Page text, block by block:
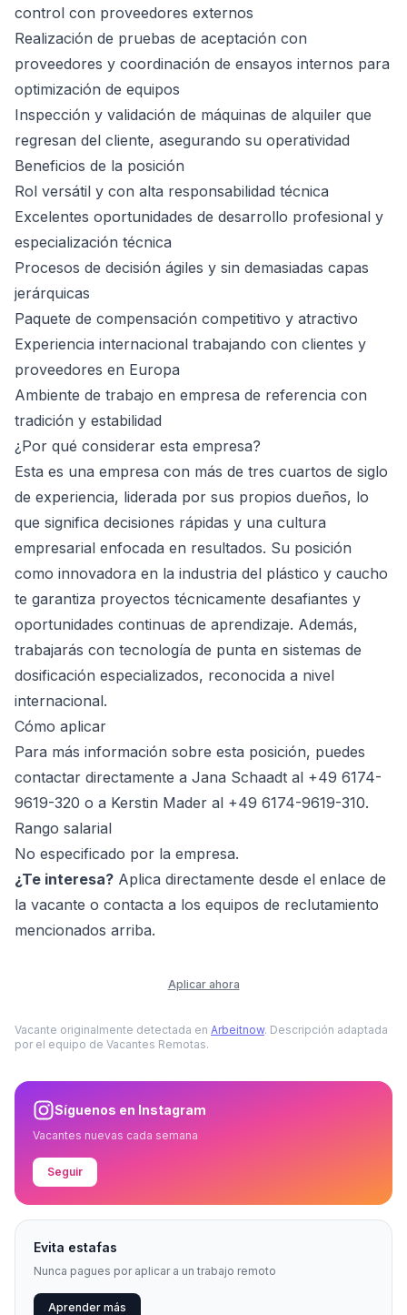
control con proveedores externos
Realización de pruebas de aceptación con
proveedores y coordinación de ensayos internos para
optimización de equipos
Inspección y validación de máquinas de alquiler que
regresan del cliente, asegurando su operatividad
Beneficios de la posición
Rol versátil y con alta responsabilidad técnica
Excelentes oportunidades de desarrollo profesional y
especialización técnica
Procesos de decisión ágiles y sin demasiadas capas
jerárquicas
Paquete de compensación competitivo y atractivo
Experiencia internacional trabajando con clientes y
proveedores en Europa
Ambiente de trabajo en empresa de referencia con
tradición y estabilidad
¿Por qué considerar esta empresa?
Esta es una empresa con más de tres cuartos de siglo
de experiencia, liderada por sus propios dueños, lo
que significa decisiones rápidas y una cultura
empresarial enfocada en resultados. Su posición
como innovadora en la industria del plástico y caucho
te garantiza proyectos técnicamente desafiantes y
oportunidades continuas de aprendizaje. Además,
trabajarás con tecnología de punta en sistemas de
dosificación especializados, reconocida a nivel
internacional.
Cómo aplicar
Para más información sobre esta posición, puedes
contactar directamente a Jana Schaadt al +49 6174-
9619-320 o a Kerstin Mader al +49 6174-9619-310.
Rango salarial
No especificado por la empresa.
¿Te interesa? Aplica directamente desde el enlace de
la vacante o contacta a los equipos de reclutamiento
mencionados arriba.
Aplicar ahora
Vacante originalmente detectada en Arbeitnow. Descripción adaptada
por el equipo de Vacantes Remotas.
Síguenos en Instagram
Vacantes nuevas cada semana
Seguir
Evita estafas
Nunca pagues por aplicar a un trabajo remoto
Aprender más